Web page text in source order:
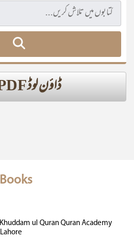
ڈاؤن لوڈ PDF
ul Quran Quran Academy